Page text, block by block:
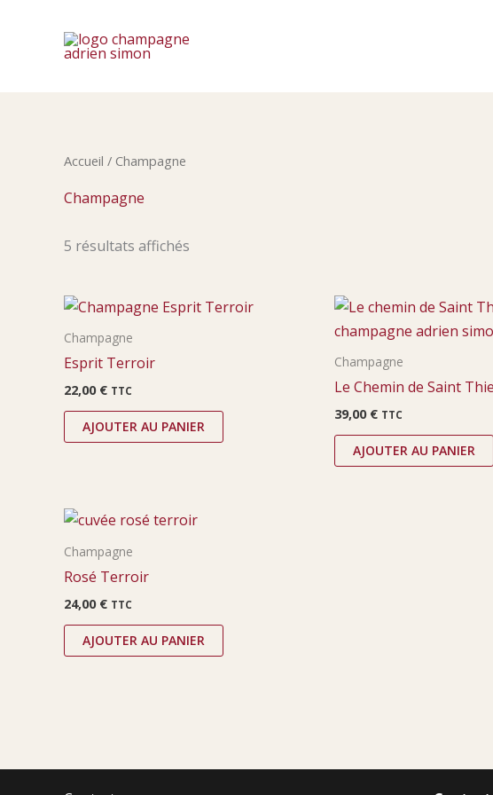
Accueil / Champagne
Champagne
5 résultats affichés
Champagne
Esprit Terroir
22,00 € TTC
AJOUTER AU PANIER
Champagne
Le Chemin de Saint
39,00 € TTC
AJOUTER AU PANIER
Champagne
Rosé Terroir
24,00 € TTC
AJOUTER AU PANIER